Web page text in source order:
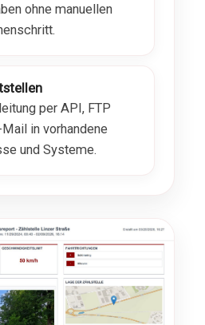
ohne manuellen
per API, FTP
in vorhandene
und Systeme.